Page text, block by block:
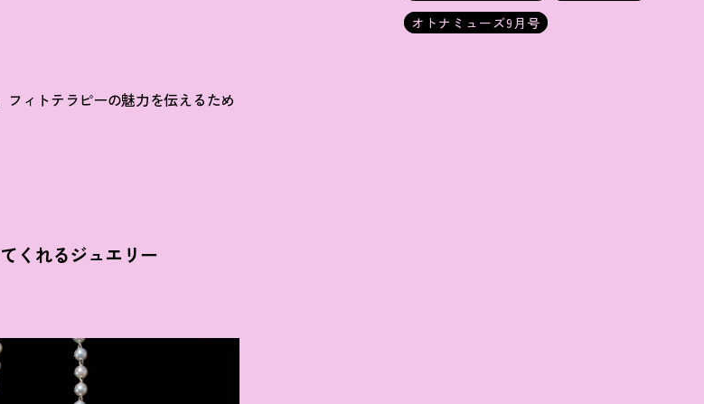
ィトテラピーの魅力を伝えるため
くれるジュエリー
オトナミューズ9月号